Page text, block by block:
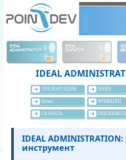
IDEAL
ADMINISTRATION
IDEAL
DISPATCH
IDEAL
ПРЕЗЕНТАЦИЯ ЧАВО
Цены ФУНКЦИИ
СКАЧАТЬ ОЦЕНИВАТЬ
IDEAL
инструмент
Panneau de gestion des cookies